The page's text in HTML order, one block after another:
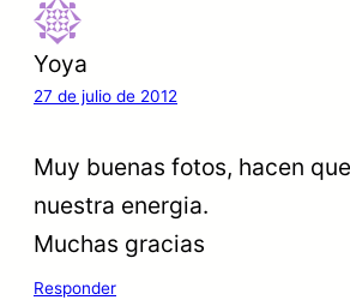
Yoya
27 de julio de 2012
Muy buenas fotos, hacen
nuestra energia.
Muchas gracias
Responder